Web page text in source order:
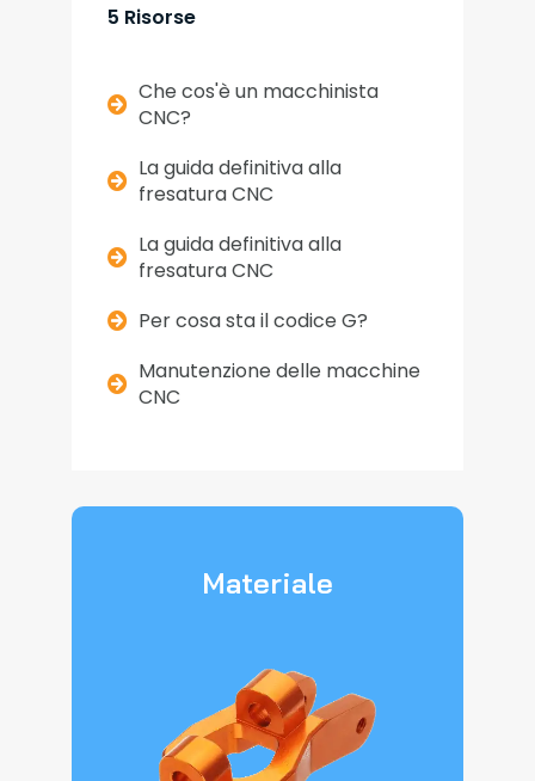
5 Risorse
Che cos'è un macchinista
CNC?
La guida definitiva alla
fresatura CNC
La guida definitiva alla
fresatura CNC
Per cosa sta il codice G?
Manutenzione delle macchine
CNC
Materiale